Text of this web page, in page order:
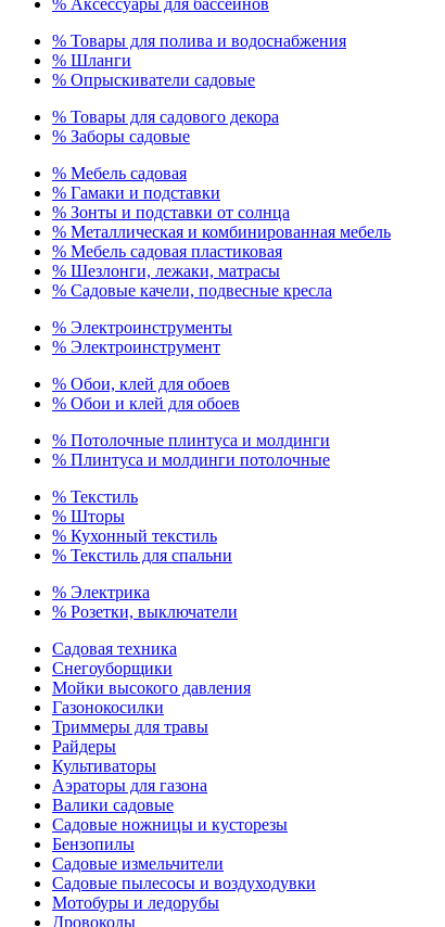
% Аксессуары для бассейнов
% Товары для полива и водоснабжения
% Шланги
% Опрыскиватели садовые
% Товары для садового декора
% Заборы садовые
% Мебель садовая
% Гамаки и подставки
% Зонты и подставки от солнца
% Металлическая и комбинированная мебель
% Мебель садовая пластиковая
% Шезлонги, лежаки, матрасы
% Садовые качели, подвесные кресла
% Электроинструменты
% Электроинструмент
% Обои, клей для обоев
% Обои и клей для обоев
% Потолочные плинтуса и молдинги
% Плинтуса и молдинги потолочные
% Текстиль
% Шторы
% Кухонный текстиль
% Текстиль для спальни
% Электрика
% Розетки, выключатели
Садовая техника
Снегоуборщики
Мойки высокого давления
Газонокосилки
Триммеры для травы
Райдеры
Культиваторы
Аэраторы для газона
Валики садовые
Садовые ножницы и кусторезы
Бензопилы
Садовые измельчители
Садовые пылесосы и воздуходувки
Мотобуры и ледорубы
Дровоколы